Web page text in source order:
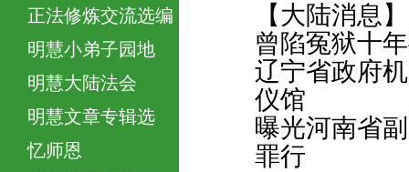
正法修炼交流选编
明慧小弟子园地
明慧大陆法会
明慧文章专辑选
忆师恩
【大陆消息】
曾陷冤狱十
辽宁省政府
仪馆
曝光河南省
罪行